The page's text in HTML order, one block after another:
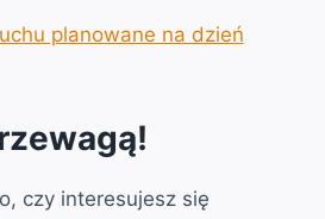
planowane na dzień
czy interesujesz się